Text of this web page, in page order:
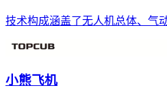
技术构成涵盖了无人机总体、气
小熊飞机